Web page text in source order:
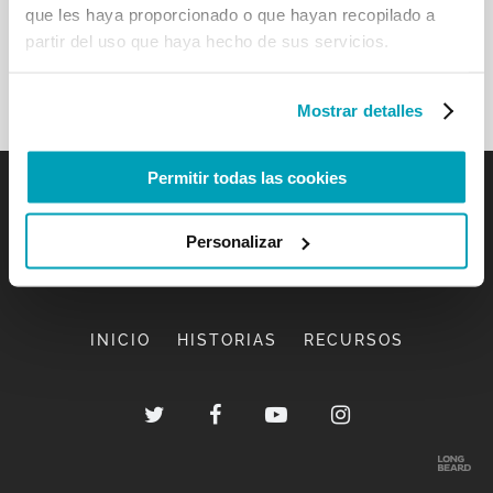
que les haya proporcionado o que hayan recopilado a
partir del uso que haya hecho de sus servicios.
Mostrar detalles
Permitir todas las cookies
Personalizar
INICIO HISTORIAS RECURSOS